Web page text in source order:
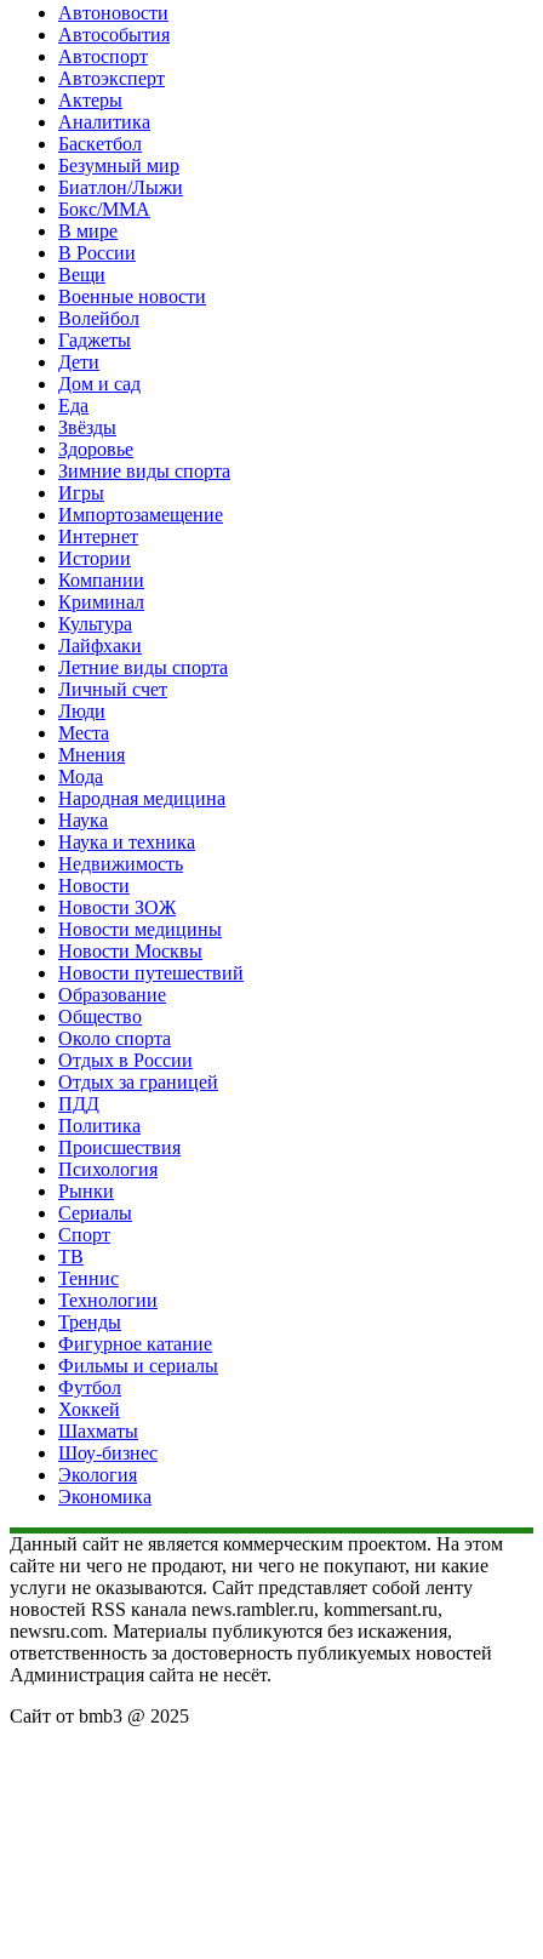
Автоновости
Автособытия
Автоспорт
Автоэксперт
Актеры
Аналитика
Баскетбол
Безумный мир
Биатлон/Лыжи
Бокс/MMA
В мире
В России
Вещи
Военные новости
Волейбол
Гаджеты
Дети
Дом и сад
Еда
Звёзды
Здоровье
Зимние виды спорта
Игры
Импортозамещение
Интернет
Истории
Компании
Криминал
Культура
Лайфхаки
Летние виды спорта
Личный счет
Люди
Места
Мнения
Мода
Народная медицина
Наука
Наука и техника
Недвижимость
Новости
Новости ЗОЖ
Новости медицины
Новости Москвы
Новости путешествий
Образование
Общество
Около спорта
Отдых в России
Отдых за границей
ПДД
Политика
Происшествия
Психология
Рынки
Сериалы
Спорт
ТВ
Теннис
Технологии
Тренды
Фигурное катание
Фильмы и сериалы
Футбол
Хоккей
Шахматы
Шоу-бизнес
Экология
Экономика
Данный сайт не является коммерческим проектом. На этом
сайте ни чего не продают, ни чего не покупают, ни какие
услуги не оказываются. Сайт представляет собой ленту
новостей RSS канала news.rambler.ru, kommersant.ru,
newsru.com. Материалы публикуются без искажения,
ответственность за достоверность публикуемых новостей
Администрация сайта не несёт.
Сайт от bmb3 @ 2025